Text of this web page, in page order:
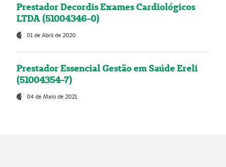
Prestador Decordis Exames Cardiológicos
LTDA (51004346-0)
01 de Abril de 2020
Prestador Essencial Gestão em Saúde Ereli
(51004354-7)
04 de Maio de 2021